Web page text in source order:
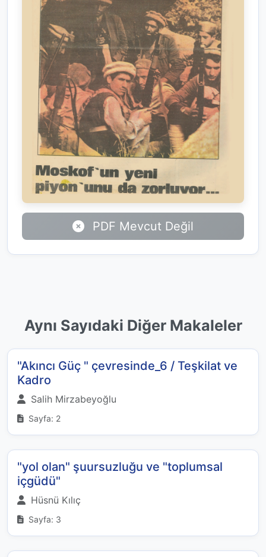
PDF Mevcut Değil
Aynı Sayıdaki Diğer Makaleler
"Akıncı Güç " çevresinde_6 / Teşkilat ve
Kadro
Salih Mirzabeyoğlu
Sayfa: 2
"yol olan" şuursuzluğu ve "toplumsal
içgüdü"
Hüsnü Kılıç
Sayfa: 3